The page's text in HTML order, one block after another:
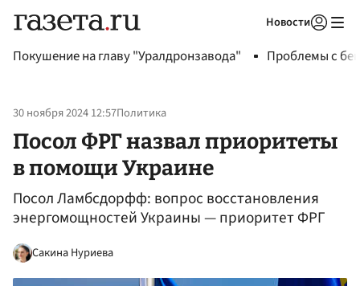
Новости
Покушение на главу "Уралдронзавода" Проблемы с
30 ноября 2024 12:57Политика
Посол ФРГ назвал приоритеты
в помощи Украине
Посол Ламбсдорфф: вопрос восстановления
энергомощностей Украины — приоритет ФРГ
Сакина Нуриева